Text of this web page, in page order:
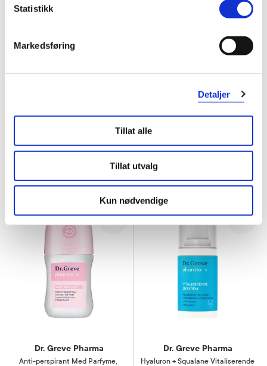
Statistikk
Markedsføring
Detaljer
Tillat alle
Tillat utvalg
Kun nødvendige
147,-
Hyaluron + Squalane Fornyende
198,-
Dr. Greve Pharma
Anti-perspirant Med Parfyme,
Dr. Greve Pharma
Hyaluron + Squalane Vitaliserende